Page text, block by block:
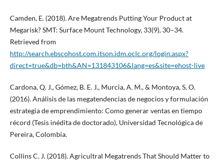
Camden, E. (2018). Are Megatrends Putting Your Product at
Megarisk? SMT: Surface Mount Technology, 33(9), 30–34.
Retrieved from
http://search.ebscohost.com.itson.idm.oclc.org/login.aspx?
direct=true&db=bth&AN=131843106&lang=es&site=ehost-live
Cardona, Q. J., Gómez, B. E. J., Murcia, A. M., & Montoya, S. O.
(2016). Análisis de las megatendencias de negocios y formulación
estrategia de emprendimiento: Como generar ventas en tiempo
récord (Tesis inédita de doctorado), Universidad Tecnológica de
Pereira, Colombia.
Collins C. J. (2018). Agricultral Megatrends That Should Matter to